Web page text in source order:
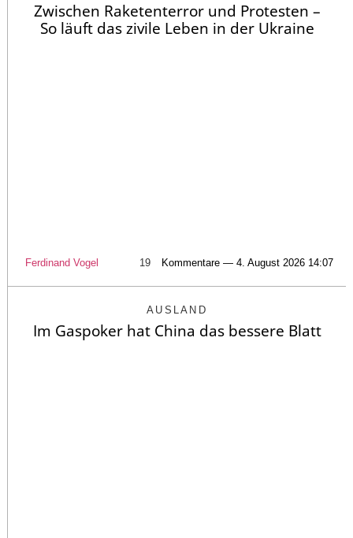
Zwischen Raketenterror und Protesten –
So läuft das zivile Leben in der Ukraine
Ferdinand Vogel 19 Kommentare — 4. August 2026 14:07
AUSLAND
Im Gaspoker hat China das bessere Blatt